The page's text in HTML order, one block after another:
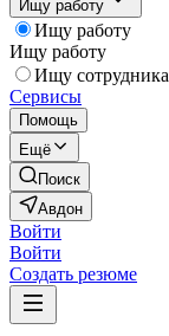
Ищу работу
Ищу работу
Ищу работу
Ищу сотрудника
Сервисы
Помощь
Ещё
Поиск
Авдон
Войти
Войти
Создать резюме